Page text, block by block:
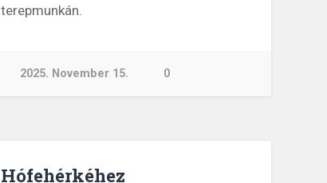
terepmunkán.
2025. November 15. 0
Hófehérkéhez